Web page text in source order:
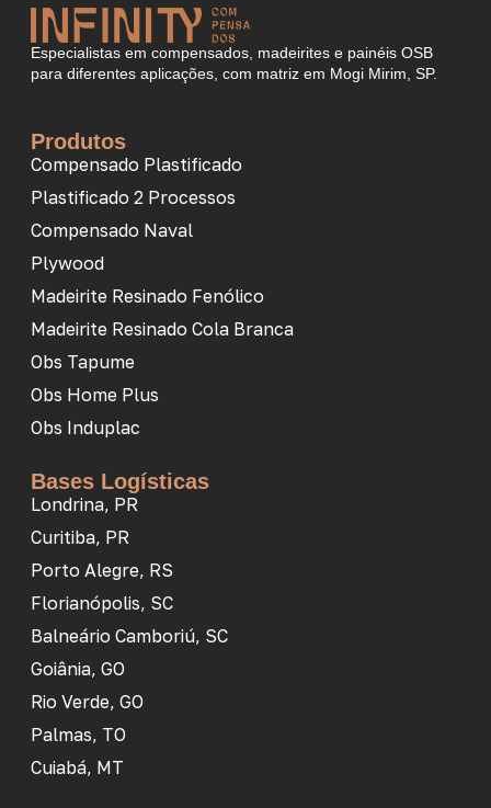
Especialistas em compensados, madeirites e painéis OSB
para diferentes aplicações, com matriz em Mogi Mirim, SP.
Produtos
Compensado Plastificado
Plastificado 2 Processos
Compensado Naval
Plywood
Madeirite Resinado Fenólico
Madeirite Resinado Cola Branca
Obs Tapume
Obs Home Plus
Obs Induplac
Bases Logísticas
Londrina, PR
Curitiba, PR
Porto Alegre, RS
Florianópolis, SC
Balneário Camboriú, SC
Goiânia, GO
Rio Verde, GO
Palmas, TO
Cuiabá, MT